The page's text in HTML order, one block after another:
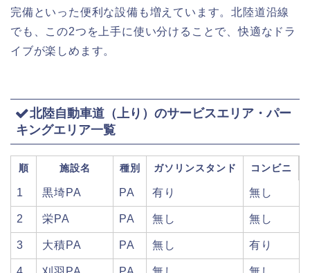
完備といった便利な設備も増えています。北陸道沿線
でも、この2つを上手に使い分けることで、快適なドラ
イブが楽しめます。
北陸自動車道（上り）のサービスエリア・パー
キングエリア一覧
順 施設名 種別 ガソリンスタンド コンビニ
1 黒埼PA PA 有り 無し
2 栄PA PA 無し 無し
3 大積PA PA 無し 有り